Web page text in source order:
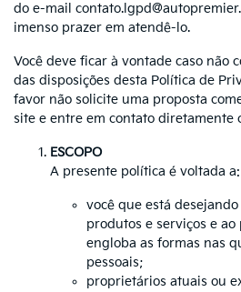
do e-mail
imenso prazer em atendê-lo.
Você deve ficar à vontade caso não
das disposições desta Política de
favor não solicite uma proposta
site e entre em contato diretamente
ESCOPO
A presente política é voltada a:
você que está
produtos e serviços e
engloba as formas nas
pessoais;
proprietários atuais ou